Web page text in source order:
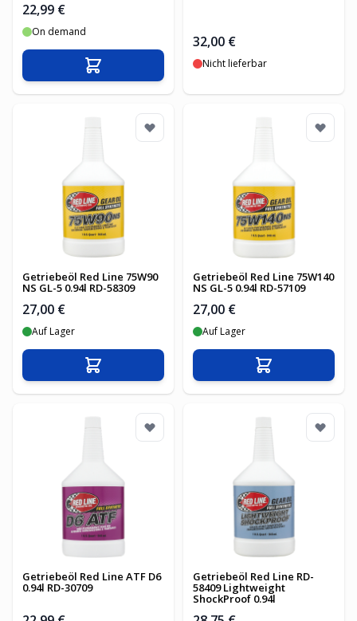
22,99 €
On demand
In den Warenkorb
32,00 €
Nicht lieferbar
Getriebeöl Red Line 75W90
NS GL-5 0.94l RD-58309
27,00 €
Auf Lager
In den Warenkorb
Getriebeöl Red Line 75W140
NS GL-5 0.94l RD-57109
27,00 €
Auf Lager
In den
Getriebeöl Red Line ATF D6
0.94l RD-30709
Getriebeöl Red Line RD-
58409 Lightweight
ShockProof 0.94l